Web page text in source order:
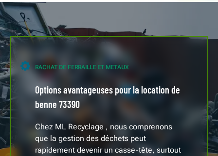
RACHAT DE FERRAILLE ET METAUX
Options avantageuses pour la location de
benne 73390
Chez ML Recyclage , nous comprenons
que la gestion des déchets peut
rapidement devenir un casse-tête, surtout